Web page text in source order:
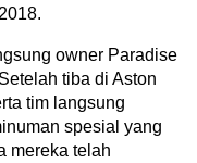
owner Paradise
tiba di Aston
tim langsung
spesial yang
mereka telah